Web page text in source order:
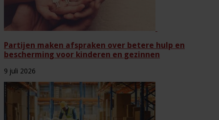
Partijen maken afspraken over betere hulp en
bescherming voor kinderen en gezinnen
9 juli 2026